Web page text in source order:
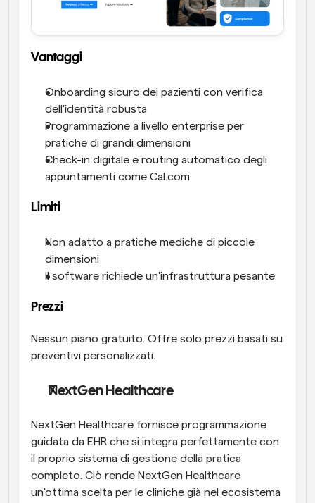
Vantaggi
Onboarding sicuro dei pazienti con verifica
dell'identità robusta
Programmazione a livello enterprise per
pratiche di grandi dimensioni
Check-in digitale e routing automatico degli
appuntamenti come Cal.com
Limiti
Non adatto a pratiche mediche di piccole
dimensioni
Il software richiede un'infrastruttura pesante
Prezzi
Nessun piano gratuito. Offre solo prezzi basati su
preventivi personalizzati.
NextGen Healthcare
NextGen Healthcare fornisce programmazione
guidata da EHR che si integra perfettamente con
il proprio sistema di gestione della pratica
completo. Ciò rende NextGen Healthcare
un'ottima scelta per le cliniche già nel ecosistema